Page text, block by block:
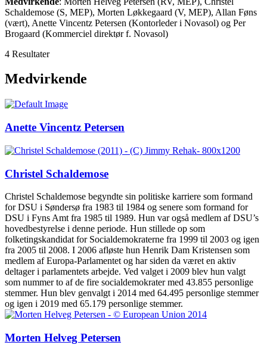
Schaldemose (S, MEP), Morten Løkkegaard (V, MEP), Allan Føns
(vært), Anette Vincentz Petersen (Kontorleder i Novasol) og Per
Brogaard (Kommerciel direktør f. Novasol)
4 Resultater
Medvirkende
Anette Vincentz Petersen
Christel Schaldemose
Christel Schaldemose begyndte sin politiske karriere som formand
for DSU i Søndersø fra 1983 til 1984 og senere som formand for
DSU i Fyns Amt fra 1985 til 1989. Hun var også medlem af DSU’s
hovedbestyrelse i denne periode. Hun stillede op som
folketingskandidat for Socialdemokraterne fra 1999 til 2003 og igen
fra 2005 til 2008. I 2006 afløste hun Henrik Dam Kristensen som
medlem af Europa-Parlamentet og har siden da været en aktiv
deltager i parlamentets arbejde. Ved valget i 2009 blev hun valgt
som nummer to af de fire socialdemokrater med 43.855 personlige
stemmer. Hun blev genvalgt i 2014 med 64.495 personlige stemmer
og igen i 2019 med 65.179 personlige stemmer.
Morten Helveg Petersen